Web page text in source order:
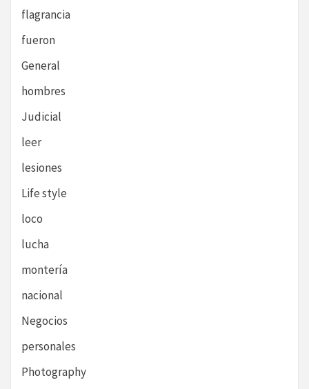
flagrancia
fueron
General
hombres
Judicial
leer
lesiones
Life style
loco
lucha
montería
nacional
Negocios
personales
Photography